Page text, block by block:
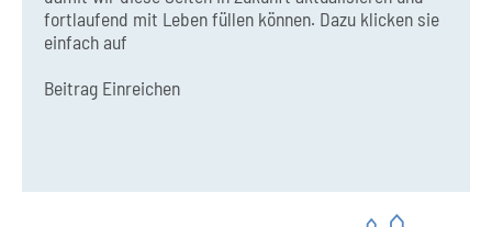
fortlaufend mit Leben füllen können. Dazu klicken sie
einfach auf
Beitrag Einreichen